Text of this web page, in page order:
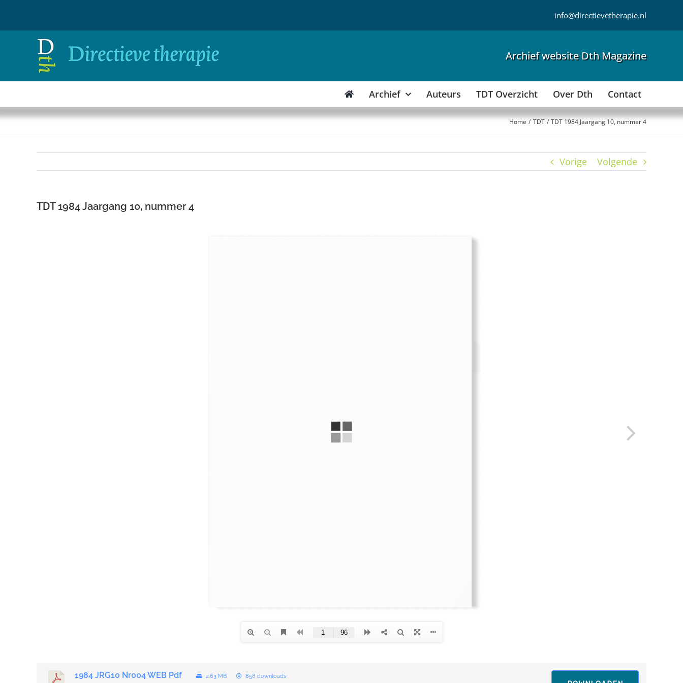
inhoud
info@directievetherapie.nl
Archief website Dth Magazine
Archief Auteurs TDT Overzicht Over Dth Contact
Home TDT TDT 1984 Jaargang 10, nummer 4
Vorige Volgende
TDT 1984 Jaargang 10, nummer 4
1984 JRG10 Nr004 WEB Pdf 2.63 MB 858 downloads